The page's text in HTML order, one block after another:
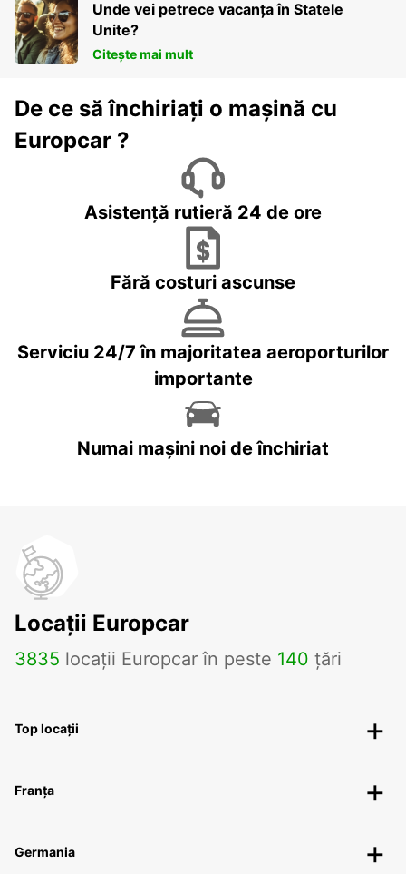
Unde vei petrece vacanța în Statele
Unite?
Citește mai mult
De ce să închiriați o mașină cu
Europcar ?
Asistență rutieră 24 de ore
Fără costuri ascunse
Serviciu 24/7 în majoritatea aeroporturilor
importante
Numai mașini noi de închiriat
Locații Europcar
3835 locații Europcar în peste 140 țări
Top locații
Franța
Germania